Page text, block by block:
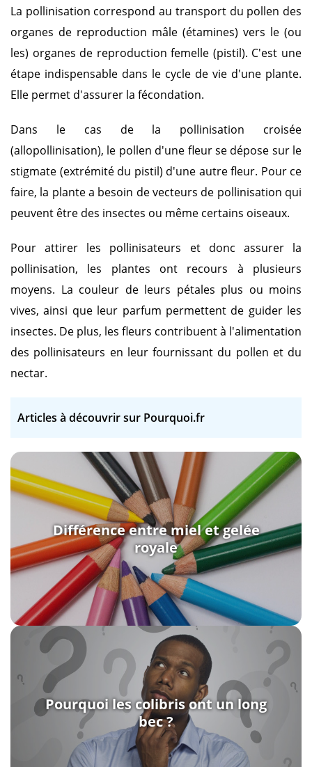
La pollinisation correspond au transport du pollen des
organes de reproduction mâle (étamines) vers le (ou
les) organes de reproduction femelle (pistil). C'est une
étape indispensable dans le cycle de vie d'une plante.
Elle permet d'assurer la fécondation.
Dans le cas de la pollinisation croisée
(allopollinisation), le pollen d'une fleur se dépose sur le
stigmate (extrémité du pistil) d'une autre fleur. Pour ce
faire, la plante a besoin de vecteurs de pollinisation qui
peuvent être des insectes ou même certains oiseaux.
Pour attirer les pollinisateurs et donc assurer la
pollinisation, les plantes ont recours à plusieurs
moyens. La couleur de leurs pétales plus ou moins
vives, ainsi que leur parfum permettent de guider les
insectes. De plus, les fleurs contribuent à l'alimentation
des pollinisateurs en leur fournissant du pollen et du
nectar.
Articles à découvrir sur Pourquoi.fr
Différence entre miel et gelée
royale
Pourquoi les colibris ont un long
bec ?